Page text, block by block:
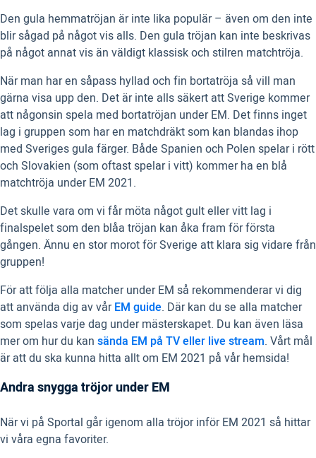
Den gula hemmatröjan är inte lika populär – även om den inte
blir sågad på något vis alls. Den gula tröjan kan inte beskrivas
på något annat vis än väldigt klassisk och stilren matchtröja.
När man har en såpass hyllad och fin bortatröja så vill man
gärna visa upp den. Det är inte alls säkert att Sverige kommer
att någonsin spela med bortatröjan under EM. Det finns inget
lag i gruppen som har en matchdräkt som kan blandas ihop
med Sveriges gula färger. Både Spanien och Polen spelar i rött
och Slovakien (som oftast spelar i vitt) kommer ha en blå
matchtröja under EM 2021.
Det skulle vara om vi får möta något gult eller vitt lag i
finalspelet som den blåa tröjan kan åka fram för första
gången. Ännu en stor morot för Sverige att klara sig vidare från
gruppen!
För att följa alla matcher under EM så rekommenderar vi dig
att använda dig av vårEM guide. Där kan du se alla matcher
som spelas varje dag under mästerskapet. Du kan även läsa
mer om hur du kan sända EM på TV eller live stream. Vårt mål
är att du ska kunna hitta allt om EM 2021 på vår hemsida!
Andra snygga tröjor under EM
När vi på Sportal går igenom alla tröjor inför EM 2021 så hittar
vi våra egna favoriter.